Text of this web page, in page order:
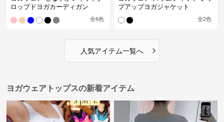
ロップドヨガカーディガン
全6色
プアップヨガジャケット
全2色
人気アイテム一覧へ ›
ヨガウェアトップスの新着アイテム